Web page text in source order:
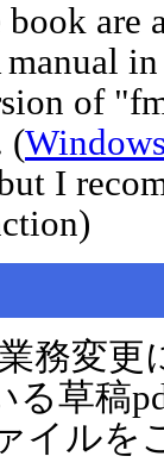
are
of
(
I
務変
る草稿
イルを